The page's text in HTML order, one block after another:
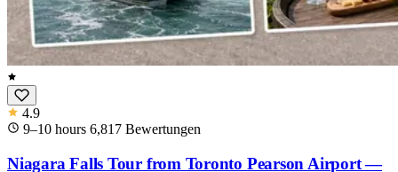
4.9
9–10 hours 6,817 Bewertungen
Niagara Falls Tour from Toronto Pearson Airport —